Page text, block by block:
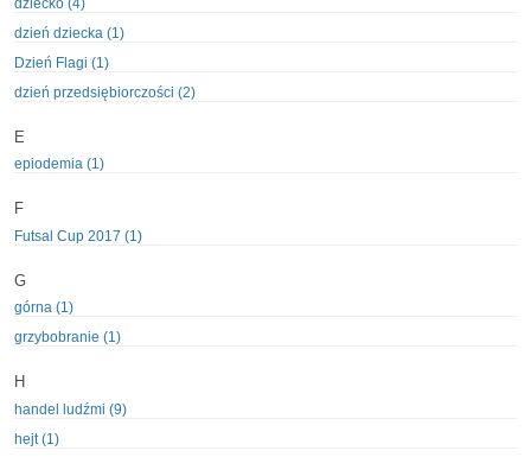
dzień dziecka (1)
Dzień Flagi (1)
dzień przedsiębiorczości (2)
E
epiodemia (1)
F
Futsal Cup 2017 (1)
G
górna (1)
grzybobranie (1)
H
handel ludźmi (9)
hejt (1)